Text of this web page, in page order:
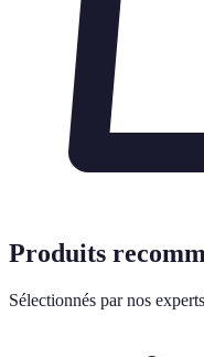
Produits
Sélectionnés par nos experts